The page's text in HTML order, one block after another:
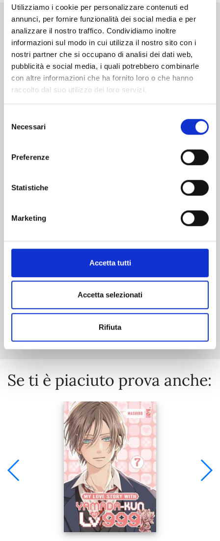
Utilizziamo i cookie per personalizzare contenuti ed
annunci, per fornire funzionalità dei social media e per
analizzare il nostro traffico. Condividiamo inoltre
informazioni sul modo in cui utilizza il nostro sito con i
nostri partner che si occupano di analisi dei dati web,
pubblicità e social media, i quali potrebbero combinarle
con altre informazioni che ha fornito loro o che hanno
raccolto dal suo utilizzo dei loro servizi.
delNecessari
Preferenze
Statistiche
Marketing
Accetta tutti
Accetta selezionati
Rifiuta
Altri volumi della serie
€ 9,00
Se ti è piaciuto prova anche: